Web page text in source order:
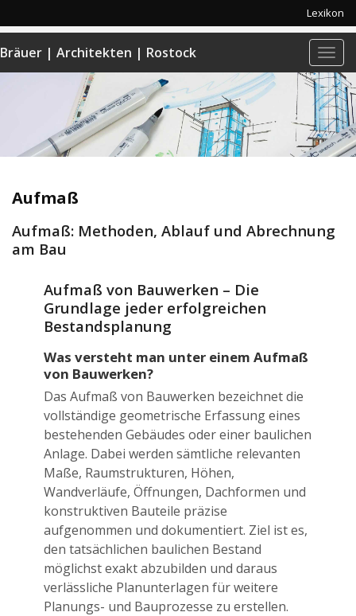
Lexikon
Bräuer | Architekten | Rostock
Aufmaß
Aufmaß: Methoden, Ablauf und Abrechnung
am Bau
Aufmaß von Bauwerken – Die
Grundlage jeder erfolgreichen
Bestandsplanung
Was versteht man unter einem Aufmaß
von Bauwerken?
Das Aufmaß von Bauwerken bezeichnet die
vollständige geometrische Erfassung eines
bestehenden Gebäudes oder einer baulichen
Anlage. Dabei werden sämtliche relevanten
Maße, Raumstrukturen, Höhen,
Wandverläufe, Öffnungen, Dachformen und
konstruktiven Bauteile präzise
aufgenommen und dokumentiert. Ziel ist es,
den tatsächlichen baulichen Bestand
möglichst exakt abzubilden und daraus
verlässliche Planunterlagen für weitere
Planungs- und Bauprozesse zu erstellen.